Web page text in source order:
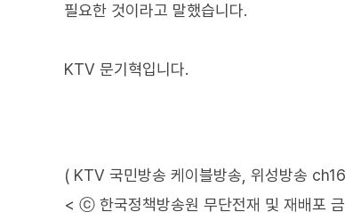
필요한 것이라고 말했습니다.
KTV 문기혁입니다.
( KTV 국민방송 케이블방송, 위성방송
< ⓒ 한국정책방송원 무단전재 및 재배포